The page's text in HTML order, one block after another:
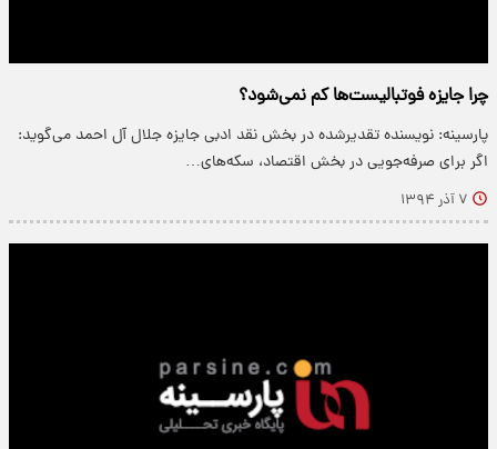
چرا جایزه فوتبالیست‌ها کم نمی‌شود؟
پارسینه: نویسنده تقدیرشده در بخش نقد ادبی جایزه جلال آل احمد می‌گوید:
اگر برای صرفه‌جویی در بخش اقتصاد، سکه‌های…
۷ آذر ۱۳۹۴